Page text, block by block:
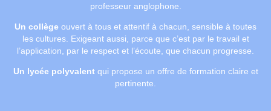
professeur anglophone.
Un collège ouvert à tous et attentif à chacun, sensible à toutes
les cultures. Exigeant aussi, parce que c’est par le travail et
l’application, par le respect et l’écoute, que chacun progresse.
Un lycée polyvalentqui propose un offre de formation claire et
pertinente.